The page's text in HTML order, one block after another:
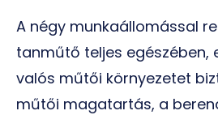
A négy munkaállomással
tanműtő teljes egészében,
valós műtői környezetet
műtői magatartás, a